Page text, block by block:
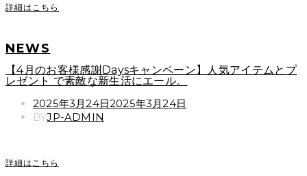
詳細はこちら
NEWS
【4月のお客様感謝Daysキャンペーン】人気アイテムとプ
レゼント で素敵な新生活にエール。
POSTED
ON
2025年3月24日2025年3月24日
BYJP-ADMIN
詳細はこちら